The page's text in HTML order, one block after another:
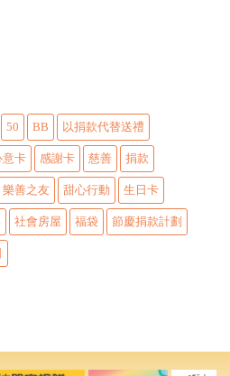
50 BB 以捐款代替送禮
意卡 感謝卡 慈善 捐款
樂善之友 甜心行動 生日卡
社會房屋 福袋 節慶捐款計劃